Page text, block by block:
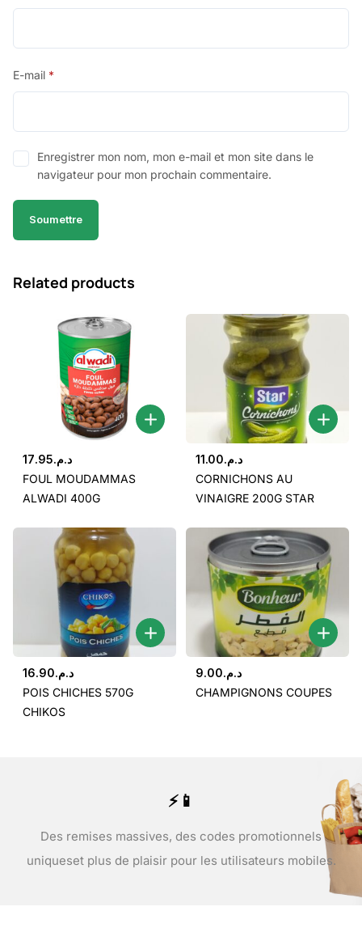
E-mail *
Enregistrer mon nom, mon e-mail et mon site dans le
navigateur pour mon prochain commentaire.
Related products
د.م.17.95
FOUL MOUDAMMAS
ALWADI 400G
د.م.11.00
CORNICHONS AU
VINAIGRE 200G STAR
د.م.16.90
POIS CHICHES 570G
CHIKOS
د.م.9.00
CHAMPIGNONS COUPES
⚡📱
Des remises massives, des codes promotionnels
uniqueset plus de plaisir pour les utilisateurs mobiles.